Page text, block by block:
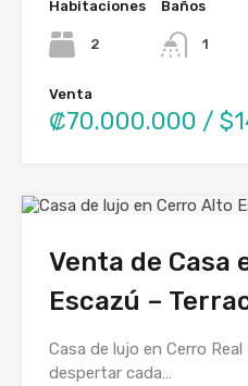
Habitaciones
2
Baños
1
Venta
₡70.000.000 /
Venta de Casa
Escazú –
Casa de lujo en Cerro
despertar cada…